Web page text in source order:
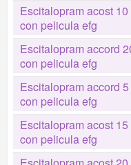
Escitalopram acost
con pelicula efg
Escitalopram accord
con pelicula efg
Escitalopram accord
con pelicula efg
Escitalopram acost
con pelicula efg